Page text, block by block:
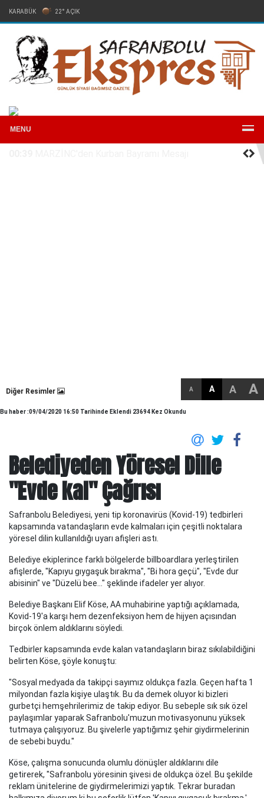
KARABÜK 22° AÇIK
MENU
Diğer Resimler A A A A
Bu haber :09/04/2020 16:50 Tarihinde Eklendi 23694 Kez Okundu
Belediyeden Yöresel Dille
"Evde kal" Çağrısı
Safranbolu Belediyesi, yeni tip koronavirüs (Kovid-19) tedbirleri
kapsamında vatandaşların evde kalmaları için çeşitli noktalara
yöresel dilin kullanıldığı uyarı afişleri astı.
Belediye ekiplerince farklı bölgelerde billboardlara yerleştirilen
afişlerde, "Kapıyu gıygaşuk bırakma", "Bi hora geçü", "Evde dur
abisinin" ve "Düzelü bee..." şeklinde ifadeler yer alıyor.
Belediye Başkanı Elif Köse, AA muhabirine yaptığı açıklamada,
Kovid-19'a karşı hem dezenfeksiyon hem de hijyen açısından
birçok önlem aldıklarını söyledi.
Tedbirler kapsamında evde kalan vatandaşların biraz sıkılabildiğini
belirten Köse, şöyle konuştu:
"Sosyal medyada da takipçi sayımız oldukça fazla. Geçen hafta 1
milyondan fazla kişiye ulaştık. Bu da demek oluyor ki bizleri
gurbetçi hemşehrilerimiz de takip ediyor. Bu sebeple sık sık özel
paylaşımlar yaparak Safranbolu'muzun motivasyonunu yüksek
tutmaya çalışıyoruz. Bu şivelerle yaptığımız şehir giydirmelerinin
de sebebi buydu."
Köse, çalışma sonucunda olumlu dönüşler aldıklarını dile
getirerek, "Safranbolu yöresinin şivesi de oldukça özel. Bu şekilde
reklam ünitelerine de giydirmelerimizi yaptık. Tekrar buradan